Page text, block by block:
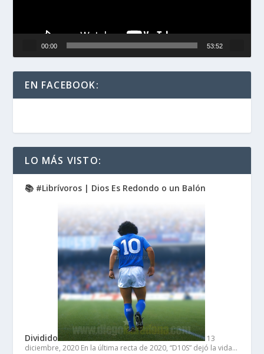
00:00 53:52
EN FACEBOOK:
LO MÁS VISTO:
📚 #Librívoros | Dios Es Redondo o un Balón
Dividido
13
diciembre, 2020 En la última recta de 2020, “D10S” dejó la vida…